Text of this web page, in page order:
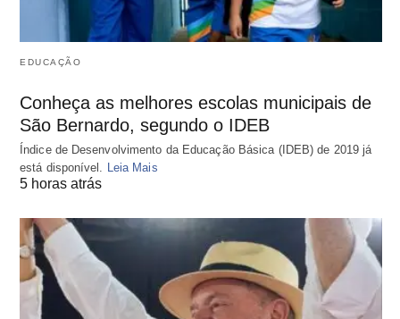
EDUCAÇÃO
Conheça as melhores escolas municipais de
São Bernardo, segundo o IDEB
Índice de Desenvolvimento da Educação Básica (IDEB) de 2019 já
está disponível.
Leia Mais
5 horas atrás